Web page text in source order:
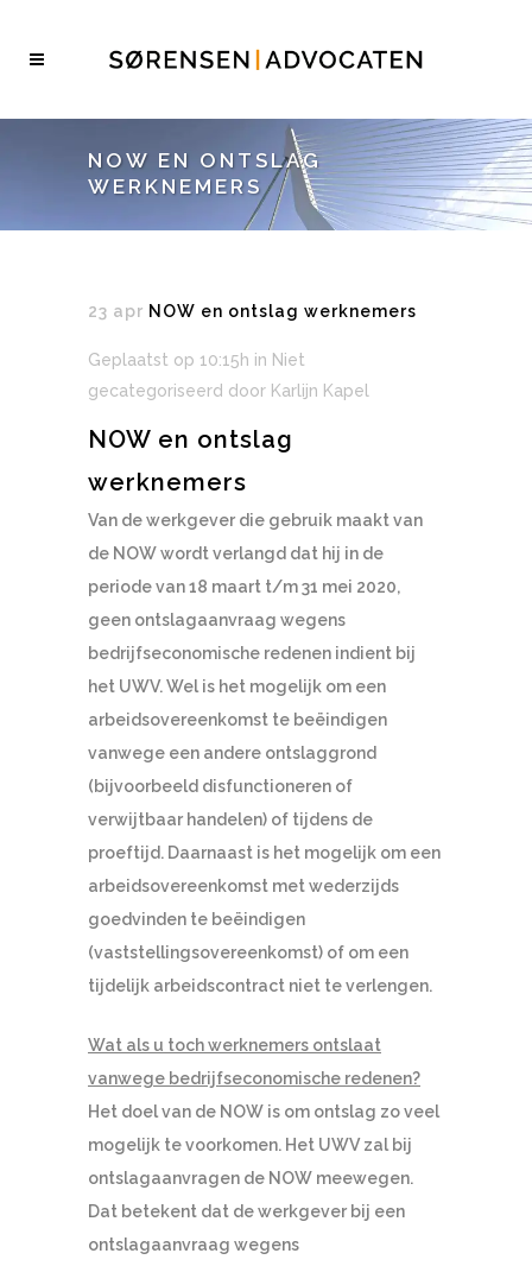
NOW EN ONTSLAG
WERKNEMERS
23 apr NOW en ontslag werknemers
Geplaatst op 10:15h in Niet
gecategoriseerd door Karlijn Kapel
NOW en ontslag
werknemers
Van de werkgever die gebruik maakt van
de NOW wordt verlangd dat hij in de
periode van 18 maart t/m 31 mei 2020,
geen ontslagaanvraag wegens
bedrijfseconomische redenen indient bij
het UWV. Wel is het mogelijk om een
arbeidsovereenkomst te beëindigen
vanwege een andere ontslaggrond
(bijvoorbeeld disfunctioneren of
verwijtbaar handelen) of tijdens de
proeftijd. Daarnaast is het mogelijk om een
arbeidsovereenkomst met wederzijds
goedvinden te beëindigen
(vaststellingsovereenkomst) of om een
tijdelijk arbeidscontract niet te verlengen.
Wat als u toch werknemers ontslaat
vanwege bedrijfseconomische redenen?
Het doel van de NOW is om ontslag zo veel
mogelijk te voorkomen. Het UWV zal bij
ontslagaanvragen de NOW meewegen.
Dat betekent dat de werkgever bij een
ontslagaanvraag wegens